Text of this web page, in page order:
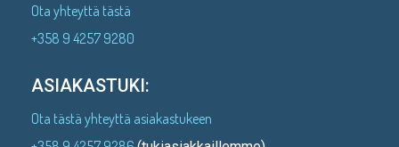
Ota yhteyttä tästä
+358 9 4257 9280
ASIAKASTUKI:
Ota tästä yhteyttä asiakastukeen